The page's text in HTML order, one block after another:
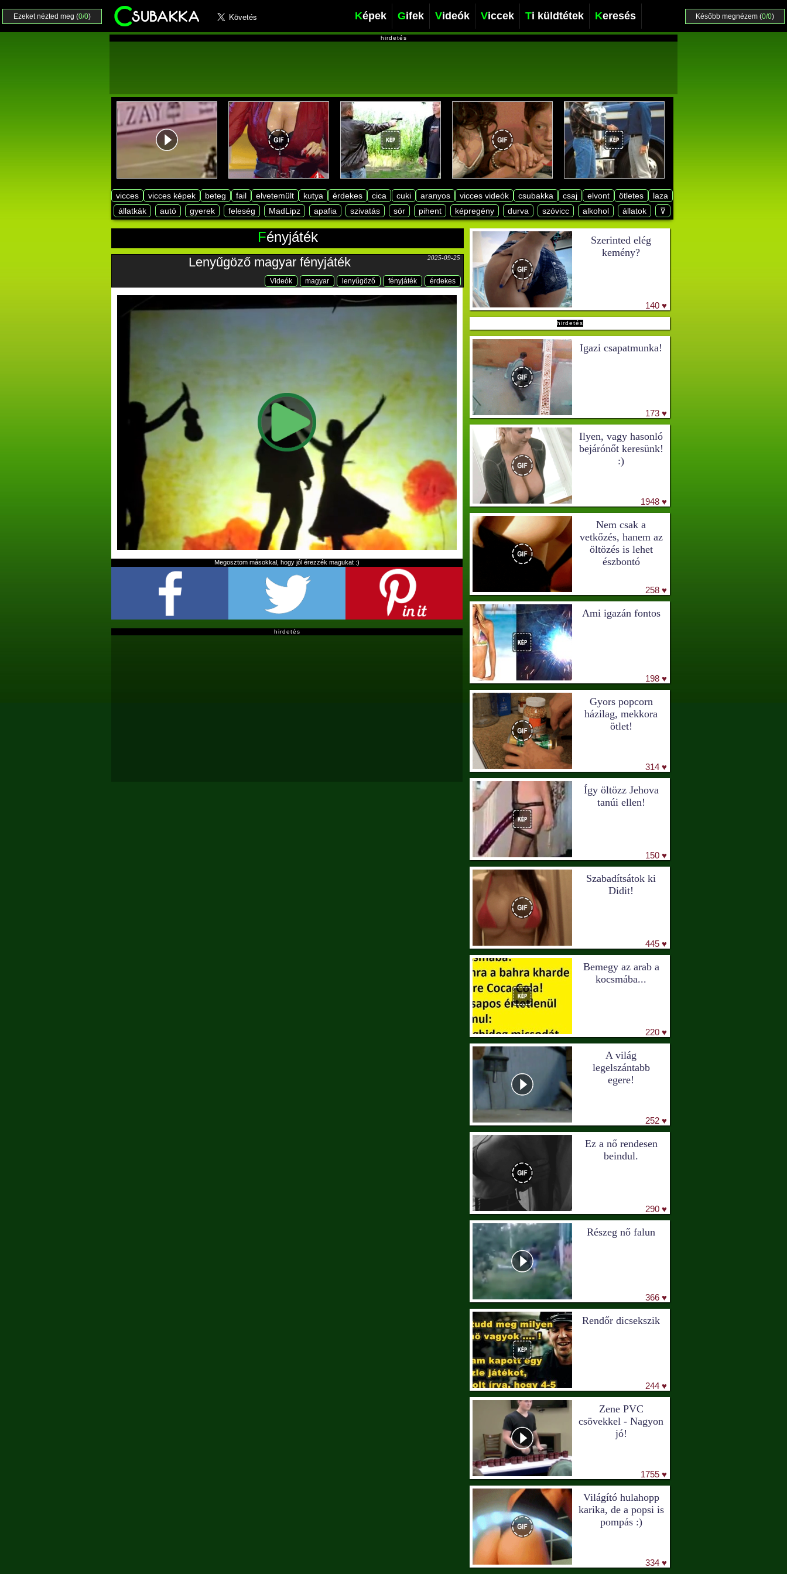
Ezeket nézted meg (0/0) Később megnézem (0/0)
Képek Gifek Videók Viccek Ti küldtétek Keresés
hirdetés
vicces vicces képek beteg fail elvetemült kutya érdekes cica cuki aranyos vicces videók csubakka csaj elvont ötletes
laza
állatkák
autó gyerek feleség MadLipz apafia szivatás sör pihent képregény durva szóvicc alkohol állatok ⊽
fényjáték
2025-09-25
Lenyűgöző magyar fényjáték
érdekes
fényjáték
lenyűgöző
magyar
Videók
Megosztom másokkal, hogy jól érezzék magukat :)
hirdetés
Szerinted elég
kemény?
140 ♥
hirdetés
Igazi csapatmunka!
173 ♥
Ilyen, vagy hasonló
bejárónőt keresünk!
:)
1948 ♥
Nem csak a
vetkőzés, hanem az
öltözés is lehet
észbontó
258 ♥
Ami igazán fontos
198 ♥
Gyors popcorn
házilag, mekkora
ötlet!
314 ♥
Így öltözz Jehova
tanúi ellen!
150 ♥
Szabadítsátok ki
Didit!
445 ♥
Bemegy az arab a
kocsmába...
220 ♥
A világ
legelszántabb
egere!
252 ♥
Ez a nő rendesen
beindul.
290 ♥
Részeg nő falun
366 ♥
Rendőr dicsekszik
244 ♥
Zene PVC
csövekkel - Nagyon
jó!
1755 ♥
Világító hulahopp
karika, de a popsi is
pompás :)
334 ♥